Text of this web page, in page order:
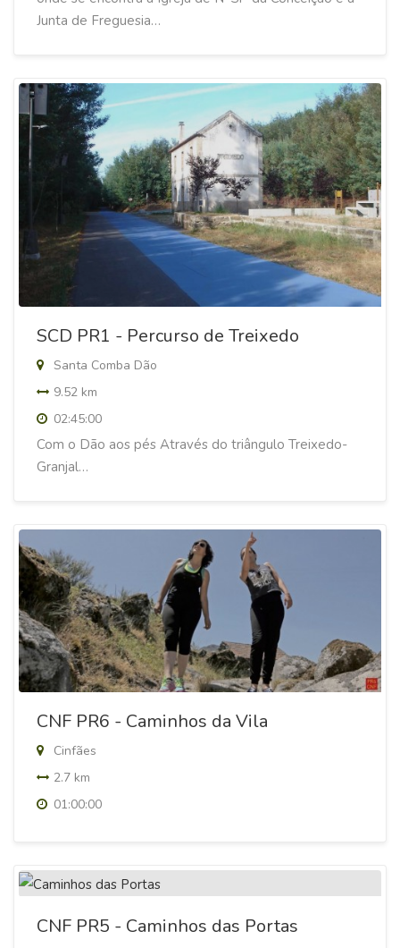
Junta de Freguesia…
SCD PR1 - Percurso de Treixedo
Santa Comba Dão
9.52 km
02:45:00
Com o Dão aos pés Através do triângulo Treixedo-
Granjal…
CNF PR6 - Caminhos da Vila
Cinfães
2.7 km
01:00:00
CNF PR5 - Caminhos das Portas